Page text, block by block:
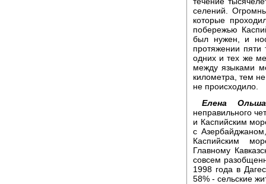
селений.
которые
побережью
был нужен, и
протяжении пяти
одних и тех же
между языками
километра, тем
не происходило.
Елена
неправильного
и Каспийским
с
Каспийским
Главному
совсем
1998 года в
58% - сельские